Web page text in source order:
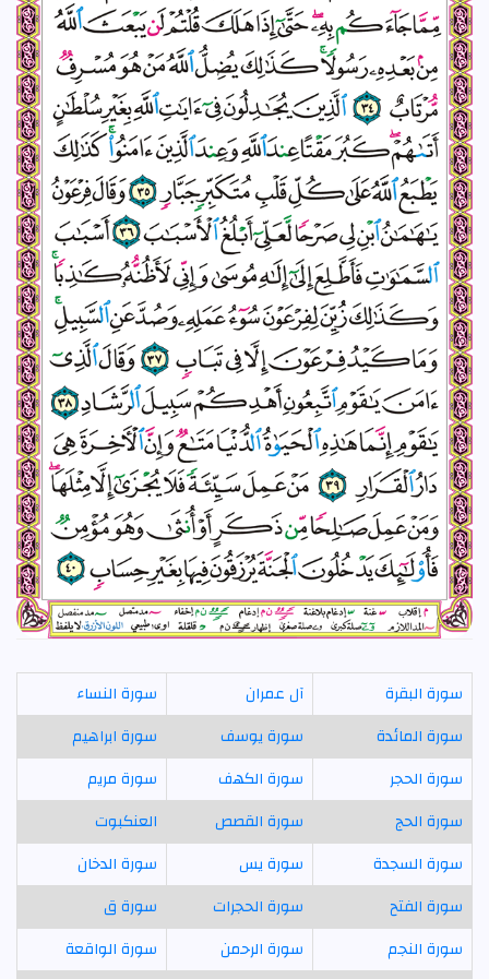
سورة البقرة آل عمران
سورة النساء
سورة المائدة
سورة يوسف
سورة ابراهيم
سورة الحجر
سورة الكهف
سورة مريم
سورة الحج
سورة القصص
العنكبوت
سورة السجدة
سورة يس
سورة الدخان
سورة الفتح
سورة الحجرات
سورة ق
سورة النجم
سورة الرحمن
سورة الواقعة